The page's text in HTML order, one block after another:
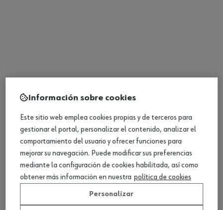
Ver producto
Información sobre cookies
Este sitio web emplea cookies propias y de terceros para
gestionar el portal, personalizar el contenido, analizar el
comportamiento del usuario y ofrecer funciones para
mejorar su navegación. Puede modificar sus preferencias
mediante la configuración de cookies habilitada, así como
obtener más información en nuestra política de cookies
Personalizar